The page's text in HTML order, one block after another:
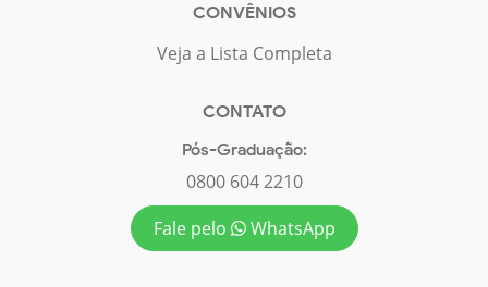
CONVÊNIOS
Veja a Lista Completa
CONTATO
Pós-Graduação:
0800 604 2210
Fale pelo
WhatsApp